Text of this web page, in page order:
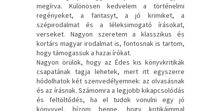
megírva. Különösen kedvelem a történelmi
regényeket, a fantasyt, a jó krimiket, a
szépirodalmat és a léleksimogató írásokat,
verseket. Nagyon szeretem a klasszikus és
kortárs magyar irodalmat is, fontosnak is tartom,
hogy támogassuk a hazai írókat.
Nagyon örülök, hogy az Édes kis könyvkritikák
csapatának tagja lehetek, mert itt egyszerre
hódolhatok két szenvedélyemnek: az olvasásnak
és az írásnak. Számomra a legjobb kikapcsolódás
és feltöltődés, ha el tudok vonulni egy jó
könyvvel, bízom benne, hogy kritikáimmal